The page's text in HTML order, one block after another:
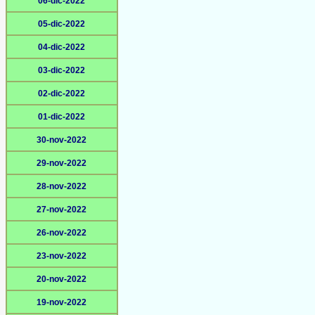
05-dic-2022
04-dic-2022
03-dic-2022
02-dic-2022
01-dic-2022
30-nov-2022
29-nov-2022
28-nov-2022
27-nov-2022
26-nov-2022
23-nov-2022
20-nov-2022
19-nov-2022